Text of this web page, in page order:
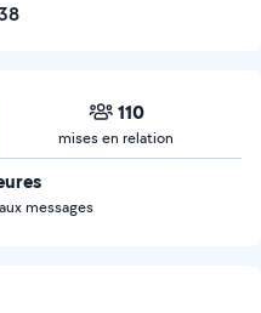
110
mises en relation
messages